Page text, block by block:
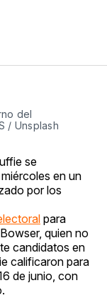
del
/ Unsplash
se
en un
por los
para
quien no
candidatos en
calificaron para
de junio, con